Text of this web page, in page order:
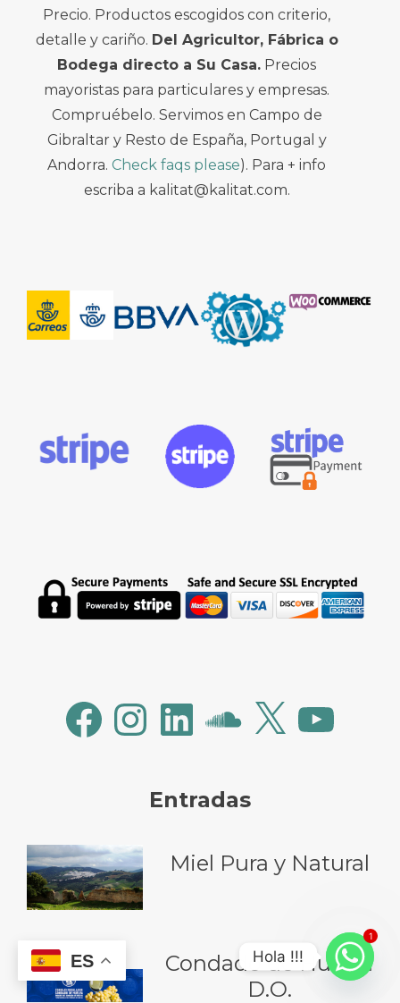
Precio. Productos escogidos con criterio,
detalle y cariño. Del Agricultor, Fábrica o
Bodega directo a Su Casa. Precios
mayoristas para particulares y empresas.
Compruébelo. Servimos en Campo de
Gibraltar y Resto de España, Portugal y
Andorra. Check faqs please). Para + info
escriba a kalitat@kalitat.com.
FacebookInstagramLinkedInSoundCloud
X YouTube
Entradas
Miel Pura y Natural
Condado de Huelva
D.O.
ES
1
Hola !!!